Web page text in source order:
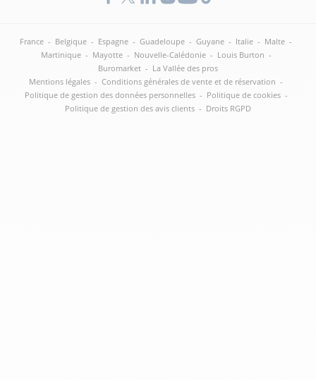
France - Belgique - Espagne - Guadeloupe - Guyane - Italie - Malte -
Martinique - Mayotte - Nouvelle-Calédonie - Louis Burton -
Buromarket - La Vallée des pros
Mentions légales - Conditions générales de vente et de réservation -
Politique de gestion des données personnelles - Politique de cookies -
Politique de gestion des avis clients - Droits RGPD